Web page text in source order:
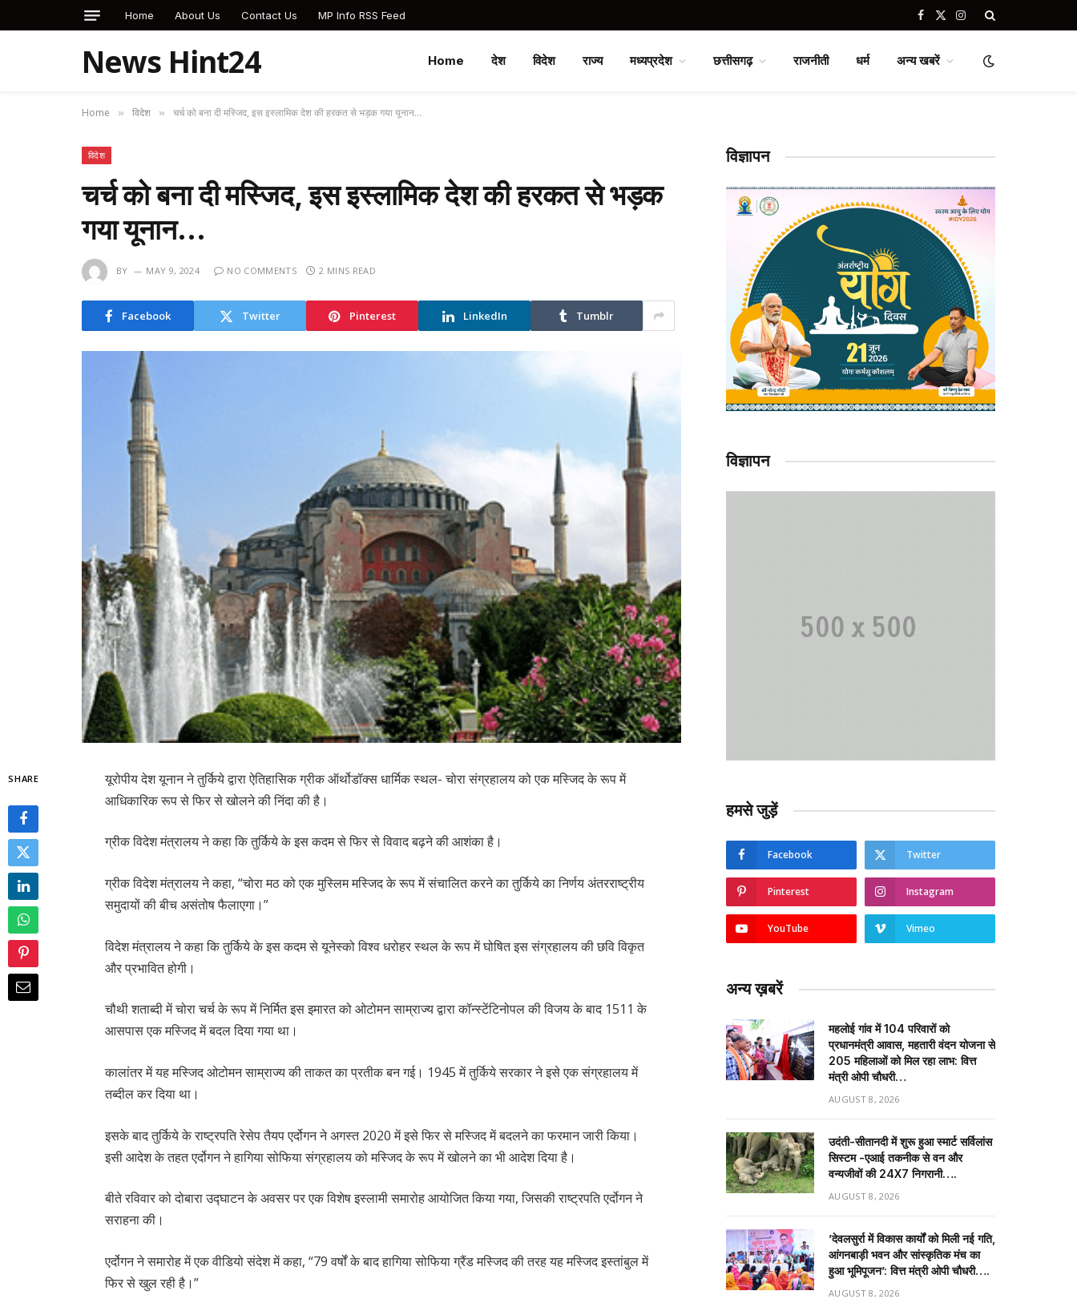
Home About Us Contact Us MP Info RSS Feed Facebook
X
Instagram
News Hint24 Home देश विदेश राज्य मध्यप्रदेश छत्तीसगढ़ राजनीती धर्म अन्य खबरें
Home » विदेश » चर्च को बना दी मस्जिद, इस इस्लामिक देश की हरकत से भड़क गया यूनान…
विदेश
चर्च को बना दी मस्जिद, इस इस्लामिक देश की हरकत से भड़क
गया यूनान…
BY MAY 9, 2024 NO COMMENTS 2 MINS READ
Facebook Twitter Pinterest LinkedIn Tumblr
SHARE
यूरोपीय देश यूनान ने तुर्किये द्वारा ऐतिहासिक ग्रीक ऑर्थोडॉक्स धार्मिक स्थल- चोरा संग्रहालय को एक मस्जिद के रूप में
आधिकारिक रूप से फिर से खोलने की निंदा की है।
ग्रीक विदेश मंत्रालय ने कहा कि तुर्किये के इस कदम से फिर से विवाद बढ़ने की आशंका है।
ग्रीक विदेश मंत्रालय ने कहा, “चोरा मठ को एक मुस्लिम मस्जिद के रूप में संचालित करने का तुर्किये का निर्णय अंतरराष्ट्रीय
समुदायों की बीच असंतोष फैलाएगा।”
विदेश मंत्रालय ने कहा कि तुर्किये के इस कदम से यूनेस्को विश्व धरोहर स्थल के रूप में घोषित इस संग्रहालय की छवि विकृत
और प्रभावित होगी।
चौथी शताब्दी में चोरा चर्च के रूप में निर्मित इस इमारत को ओटोमन साम्राज्य द्वारा कॉन्स्टेंटिनोपल की विजय के बाद 1511 के
आसपास एक मस्जिद में बदल दिया गया था।
कालांतर में यह मस्जिद ओटोमन साम्राज्य की ताकत का प्रतीक बन गई। 1945 में तुर्किये सरकार ने इसे एक संग्रहालय में
तब्दील कर दिया था।
इसके बाद तुर्किये के राष्ट्रपति रेसेप तैयप एर्दोगन ने अगस्त 2020 में इसे फिर से मस्जिद में बदलने का फरमान जारी किया।
इसी आदेश के तहत एर्दोगन ने हागिया सोफिया संग्रहालय को मस्जिद के रूप में खोलने का भी आदेश दिया है।
बीते रविवार को दोबारा उद्घाटन के अवसर पर एक विशेष इस्लामी समारोह आयोजित किया गया, जिसकी राष्ट्रपति एर्दोगन ने
सराहना की।
एर्दोगन ने समारोह में एक वीडियो संदेश में कहा, “79 वर्षों के बाद हागिया सोफिया ग्रैंड मस्जिद की तरह यह मस्जिद इस्तांबुल में
फिर से खुल रही है।”
विज्ञापन
विज्ञापन
हमसे जुड़ें
Facebook Twitter
Pinterest Instagram
YouTube Vimeo
अन्य ख़बरें
महलोई गांव में 104 परिवारों को
प्रधानमंत्री आवास, महतारी वंदन योजना से
205 महिलाओं को मिल रहा लाभ: वित्त
मंत्री ओपी चौधरी…
AUGUST 8, 2026
उदंती-सीतानदी में शुरू हुआ स्मार्ट सर्विलांस
सिस्टम -एआई तकनीक से वन और
वन्यजीवों की 24X7 निगरानी….
AUGUST 8, 2026
’देवलसुर्रा में विकास कार्यों को मिली नई गति,
आंगनबाड़ी भवन और सांस्कृतिक मंच का
हुआ भूमिपूजन’: वित्त मंत्री ओपी चौधरी….
AUGUST 8, 2026